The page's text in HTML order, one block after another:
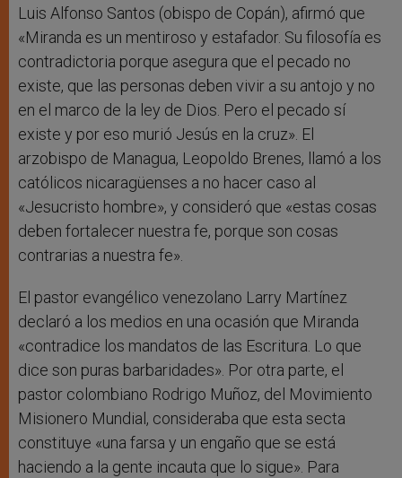
Luis Alfonso Santos (obispo de Copán), afirmó que
«Miranda es un mentiroso y estafador. Su filosofía es
contradictoria porque asegura que el pecado no
existe, que las personas deben vivir a su antojo y no
en el marco de la ley de Dios. Pero el pecado sí
existe y por eso murió Jesús en la cruz». El
arzobispo de Managua, Leopoldo Brenes, llamó a los
católicos nicaragüenses a no hacer caso al
«Jesucristo hombre», y consideró que «estas cosas
deben fortalecer nuestra fe, porque son cosas
contrarias a nuestra fe».
El pastor evangélico venezolano Larry Martínez
declaró a los medios en una ocasión que Miranda
«contradice los mandatos de las Escritura. Lo que
dice son puras barbaridades». Por otra parte, el
pastor colombiano Rodrigo Muñoz, del Movimiento
Misionero Mundial, consideraba que esta secta
constituye «una farsa y un engaño que se está
haciendo a la gente incauta que lo sigue». Para